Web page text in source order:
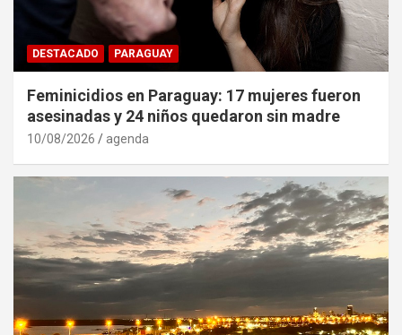
DESTACADO PARAGUAY
Feminicidios en Paraguay: 17 mujeres fueron
asesinadas y 24 niños quedaron sin madre
10/08/2026 agenda